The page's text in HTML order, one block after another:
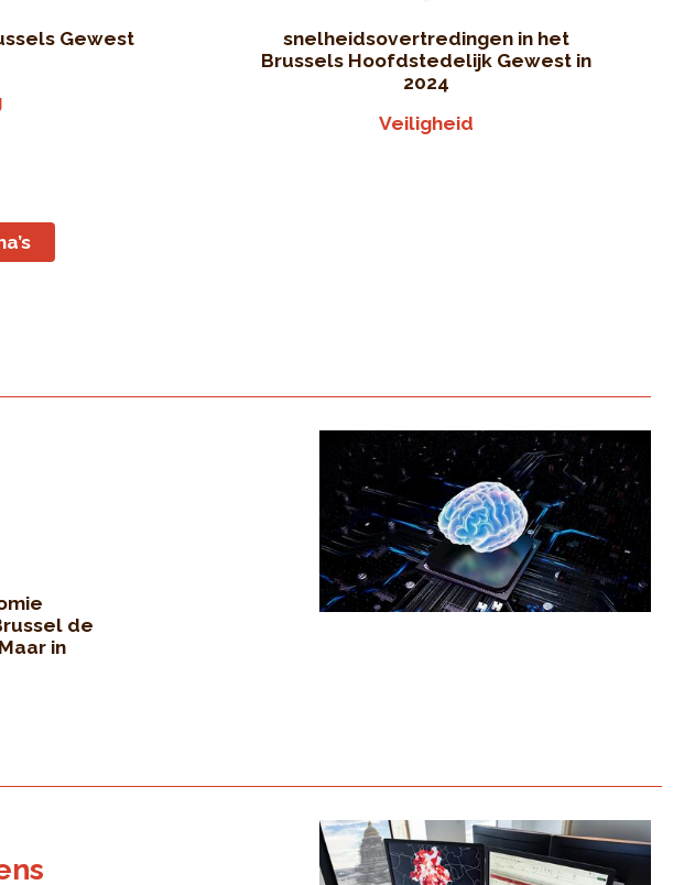
Gewest
snelheidsovertredingen in het
Brussels Hoofdstedelijk Gewest in
2024
Veiligheid
de
in